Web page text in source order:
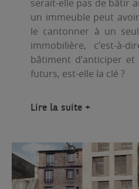
serait-elle pas de bâtir
un immeuble peut
le cantonner à un
immobilière, c’est-
bâtiment d’anticiper et
futurs, est-elle la clé ?
Lire la suite